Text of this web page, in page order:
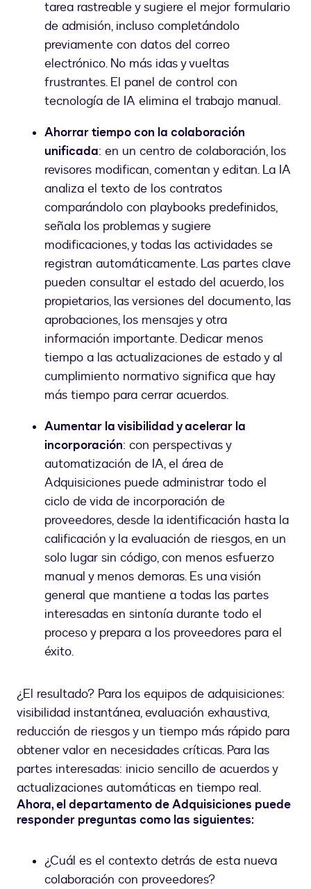
tarea rastreable y sugiere el mejor formulario
de admisión, incluso completándolo
previamente con datos del correo
electrónico. No más idas y vueltas
frustrantes. El panel de control con
tecnología de IA elimina el trabajo manual.
Ahorrar tiempo con la colaboración
unificada: en un centro de colaboración, los
revisores modifican, comentan y editan. La IA
analiza el texto de los contratos
comparándolo con playbooks predefinidos,
señala los problemas y sugiere
modificaciones, y todas las actividades se
registran automáticamente. Las partes clave
pueden consultar el estado del acuerdo, los
propietarios, las versiones del documento, las
aprobaciones, los mensajes y otra
información importante. Dedicar menos
tiempo a las actualizaciones de estado y al
cumplimiento normativo significa que hay
más tiempo para cerrar acuerdos.
Aumentar la visibilidad y acelerar la
incorporación: con perspectivas y
automatización de IA, el área de
Adquisiciones puede administrar todo el
ciclo de vida de incorporación de
proveedores, desde la identificación hasta la
calificación y la evaluación de riesgos, en un
solo lugar sin código, con menos esfuerzo
manual y menos demoras. Es una visión
general que mantiene a todas las partes
interesadas en sintonía durante todo el
proceso y prepara a los proveedores para el
éxito.
¿El resultado? Para los equipos de adquisiciones:
visibilidad instantánea, evaluación exhaustiva,
reducción de riesgos y un tiempo más rápido para
obtener valor en necesidades críticas. Para las
partes interesadas: inicio sencillo de acuerdos y
actualizaciones automáticas en tiempo real.
Ahora, el departamento de Adquisiciones puede
responder preguntas como las siguientes:
¿Cuál es el contexto detrás de esta nueva
colaboración con proveedores?